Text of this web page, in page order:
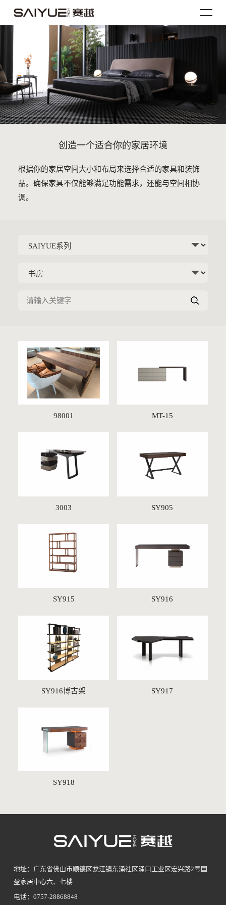
创造一个适合你的家居环境
根据你的家居空间大小和布局来选择合适的家具和装饰
品。确保家具不仅能够满足功能需求，还能与空间相协
调。
98001 MT-15
3003 SY905
SY915 SY916
SY916博古架 SY917
SY918
地址：广东省佛山市顺德区龙江镇东涌社区涌口工业区宏兴路2号国
盈家居中心六、七楼
电话：0757-28868848